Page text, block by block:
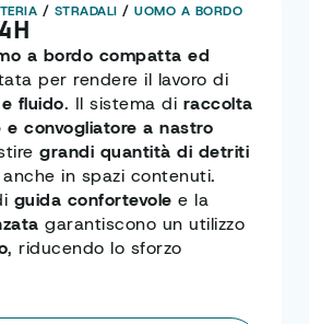
/ STRADALI / UOMO A BORDO
a bordo compatta ed
per rendere il lavoro di
fluido. Il sistema di raccolta
e convogliatore a nastro
grandi quantità di detriti
in spazi contenuti.
guida confortevole e la
garantiscono un utilizzo
, riducendo lo sforzo